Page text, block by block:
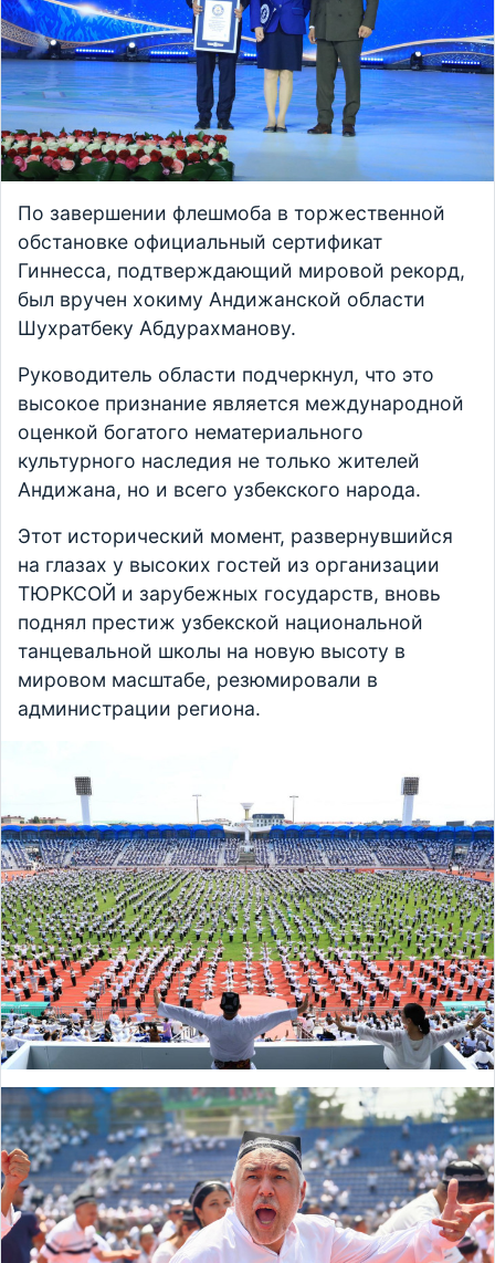
По завершении флешмоба в торжественной
обстановке официальный сертификат
Гиннесса, подтверждающий мировой рекорд,
был вручен хокиму Андижанской области
Шухратбеку Абдурахманову.
Руководитель области подчеркнул, что это
высокое признание является международной
оценкой богатого нематериального
культурного наследия не только жителей
Андижана, но и всего узбекского народа.
Этот исторический момент, развернувшийся
на глазах у высоких гостей из организации
ТЮРКСОЙ и зарубежных государств, вновь
поднял престиж узбекской национальной
танцевальной школы на новую высоту в
мировом масштабе, резюмировали в
администрации региона.